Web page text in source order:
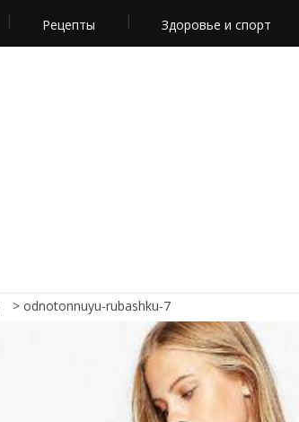
Рецепты Здоровье и спорт
> odnotonnuyu-rubashku-7